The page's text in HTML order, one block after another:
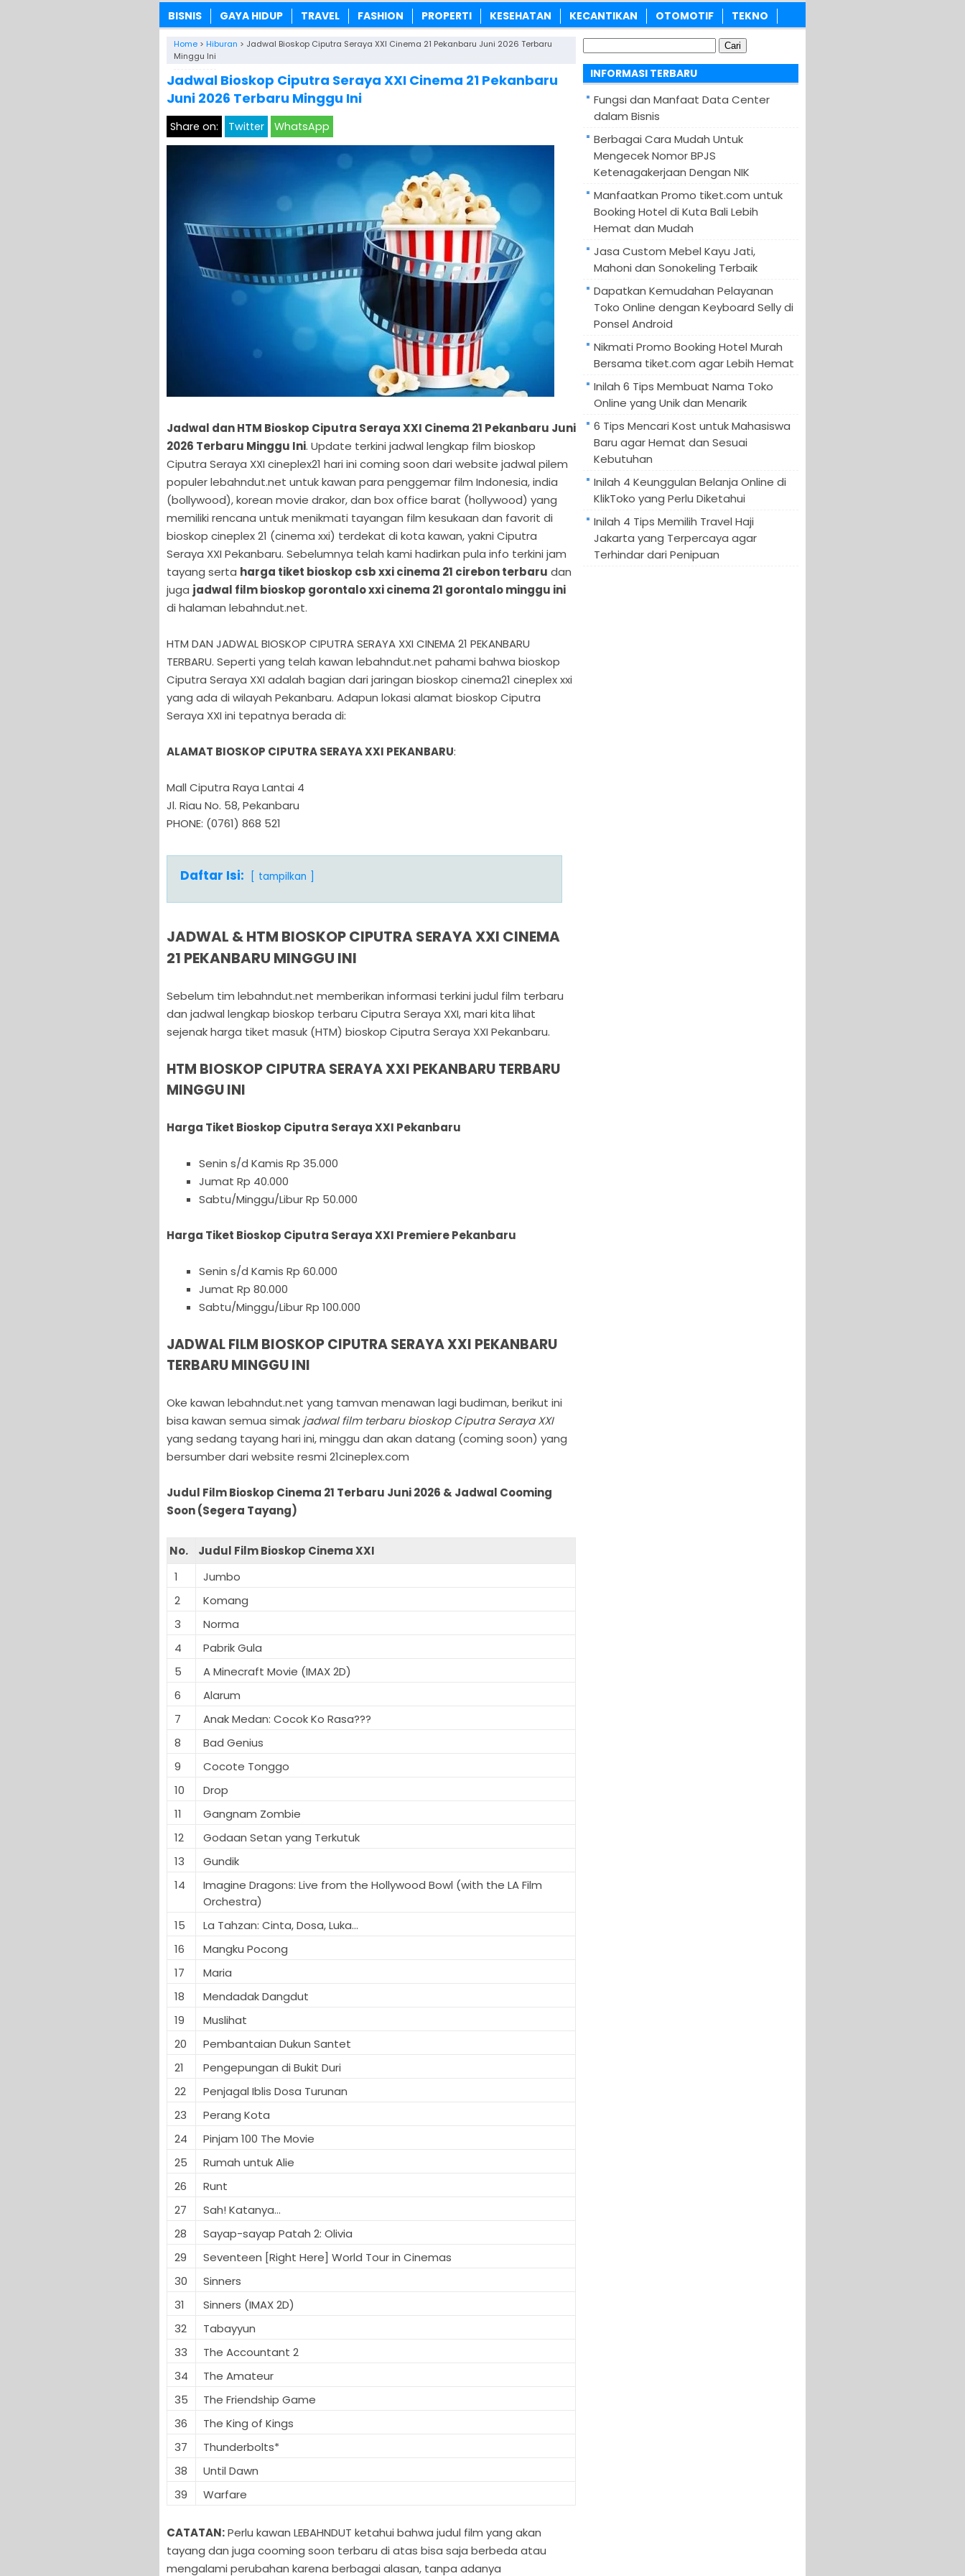
BISNIS GAYA HIDUP TRAVEL FASHION PROPERTI KESEHATAN KECANTIKAN OTOMOTIF TEKNO
Home > Hiburan > Jadwal Bioskop Ciputra Seraya XXI Cinema 21 Pekanbaru Juni 2026 Terbaru
Minggu Ini
Jadwal Bioskop Ciputra Seraya XXI Cinema 21 Pekanbaru
Juni 2026 Terbaru Minggu Ini
Share on: Twitter WhatsApp
Jadwal dan HTM Bioskop Ciputra Seraya XXI Cinema 21 Pekanbaru Juni
2026 Terbaru Minggu Ini. Update terkini jadwal lengkap film bioskop
Ciputra Seraya XXI cineplex21 hari ini coming soon dari website jadwal pilem
populer lebahndut.net untuk kawan para penggemar film Indonesia, india
(bollywood), korean movie drakor, dan box office barat (hollywood) yang
memiliki rencana untuk menikmati tayangan film kesukaan dan favorit di
bioskop cineplex 21 (cinema xxi) terdekat di kota kawan, yakni Ciputra
Seraya XXI Pekanbaru. Sebelumnya telah kami hadirkan pula info terkini jam
tayang serta harga tiket bioskop csb xxi cinema 21 cirebon terbaru dan
juga jadwal film bioskop gorontalo xxi cinema 21 gorontalo minggu ini
di halaman lebahndut.net.
HTM DAN JADWAL BIOSKOP CIPUTRA SERAYA XXI CINEMA 21 PEKANBARU
TERBARU. Seperti yang telah kawan lebahndut.net pahami bahwa bioskop
Ciputra Seraya XXI adalah bagian dari jaringan bioskop cinema21 cineplex xxi
yang ada di wilayah Pekanbaru. Adapun lokasi alamat bioskop Ciputra
Seraya XXI ini tepatnya berada di:
ALAMAT BIOSKOP CIPUTRA SERAYA XXI PEKANBARU:
Mall Ciputra Raya Lantai 4
Jl. Riau No. 58, Pekanbaru
PHONE: (0761) 868 521
Daftar Isi: tampilkan
JADWAL & HTM BIOSKOP CIPUTRA SERAYA XXI CINEMA
21 PEKANBARU MINGGU INI
Sebelum tim lebahndut.net memberikan informasi terkini judul film terbaru
dan jadwal lengkap bioskop terbaru Ciputra Seraya XXI, mari kita lihat
sejenak harga tiket masuk (HTM) bioskop Ciputra Seraya XXI Pekanbaru.
HTM BIOSKOP CIPUTRA SERAYA XXI PEKANBARU TERBARU
MINGGU INI
Harga Tiket Bioskop Ciputra Seraya XXI Pekanbaru
Senin s/d Kamis Rp 35.000
Jumat Rp 40.000
Sabtu/Minggu/Libur Rp 50.000
Harga Tiket Bioskop Ciputra Seraya XXI Premiere Pekanbaru
Senin s/d Kamis Rp 60.000
Jumat Rp 80.000
Sabtu/Minggu/Libur Rp 100.000
JADWAL FILM BIOSKOP CIPUTRA SERAYA XXI PEKANBARU
TERBARU MINGGU INI
Oke kawan lebahndut.net yang tamvan menawan lagi budiman, berikut ini
bisa kawan semua simak jadwal film terbaru bioskop Ciputra Seraya XXI
yang sedang tayang hari ini, minggu dan akan datang (coming soon) yang
bersumber dari website resmi 21cineplex.com
Judul Film Bioskop Cinema 21 Terbaru Juni 2026 & Jadwal Cooming
Soon (Segera Tayang)
No.
Judul Film Bioskop Cinema XXI
1
Jumbo
2
Komang
3
Norma
4
Pabrik Gula
5
A Minecraft Movie (IMAX 2D)
6
Alarum
7
Anak Medan: Cocok Ko Rasa???
8
Bad Genius
9
Cocote Tonggo
10
Drop
11
Gangnam Zombie
12
Godaan Setan yang Terkutuk
13
Gundik
14
Imagine Dragons: Live from the Hollywood Bowl (with the LA Film
Orchestra)
15
La Tahzan: Cinta, Dosa, Luka...
16
Mangku Pocong
17
Maria
18
Mendadak Dangdut
19
Muslihat
20
Pembantaian Dukun Santet
21
Pengepungan di Bukit Duri
22
Penjagal Iblis Dosa Turunan
23
Perang Kota
24
Pinjam 100 The Movie
25
Rumah untuk Alie
26
Runt
27
Sah! Katanya...
28
Sayap-sayap Patah 2: Olivia
29
Seventeen [Right Here] World Tour in Cinemas
30
Sinners
31
Sinners (IMAX 2D)
32
Tabayyun
33
The Accountant 2
34
The Amateur
35
The Friendship Game
36
The King of Kings
37
Thunderbolts*
38
Until Dawn
39
Warfare
CATATAN:Perlu kawan LEBAHNDUT ketahui bahwa judul film yang akan
tayang dan juga cooming soon terbaru di atas bisa saja berbeda atau
mengalami perubahan karena berbagai alasan, tanpa adanya
untuk:
INFORMASI TERBARU
Fungsi dan Manfaat Data Center
dalam Bisnis
Berbagai Cara Mudah Untuk
Mengecek Nomor BPJS
Ketenagakerjaan Dengan NIK
Manfaatkan Promo tiket.com untuk
Booking Hotel di Kuta Bali Lebih
Hemat dan Mudah
Jasa Custom Mebel Kayu Jati,
Mahoni dan Sonokeling Terbaik
Dapatkan Kemudahan Pelayanan
Toko Online dengan Keyboard Selly di
Ponsel Android
Nikmati Promo Booking Hotel Murah
Bersama tiket.com agar Lebih Hemat
Inilah 6 Tips Membuat Nama Toko
Online yang Unik dan Menarik
6 Tips Mencari Kost untuk Mahasiswa
Baru agar Hemat dan Sesuai
Kebutuhan
Inilah 4 Keunggulan Belanja Online di
KlikToko yang Perlu Diketahui
Inilah 4 Tips Memilih Travel Haji
Jakarta yang Terpercaya agar
Terhindar dari Penipuan